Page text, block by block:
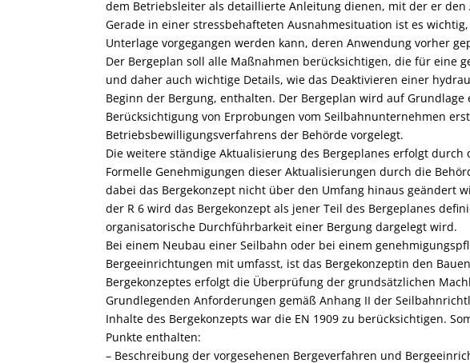
dem Betriebsleiter als detaillierte Anleitung dienen, mit der er
Gerade in einer stressbehafteten Ausnahmesituation ist es
Unterlage vorgegangen werden kann, deren Anwendung vorher
Der Bergeplan soll alle Maßnahmen berücksichtigen, die für eine
und daher auch wichtige Details, wie das Deaktivieren einer
Beginn der Bergung, enthalten. Der Bergeplan wird auf Grundlage
Berücksichtigung von Erprobungen vom Seilbahnunternehmen
Betriebsbewilligungsverfahrens der Behörde vorgelegt.
Die weitere ständige Aktualisierung des Bergeplanes erfolgt
Formelle Genehmigungen dieser Aktualisierungen durch die
dabei das Bergekonzept nicht über den Umfang hinaus geändert
der R 6 wird das Bergekonzept als jener Teil des Bergeplanes
organisatorische Durchführbarkeit einer Bergung dargelegt wird.
Bei einem Neubau einer Seilbahn oder bei einem
Bergeeinrichtungen mit umfasst, ist das Bergekonzeptin den
Bergekonzeptes erfolgt die Überprüfung der grundsätzlichen
Grundlegenden Anforderungen gemäß Anhang II der
Inhalte des Bergekonzepts war die EN 1909 zu berücksichtigen.
Punkte enthalten:
– Beschreibung der vorgesehenen Bergeverfahren und